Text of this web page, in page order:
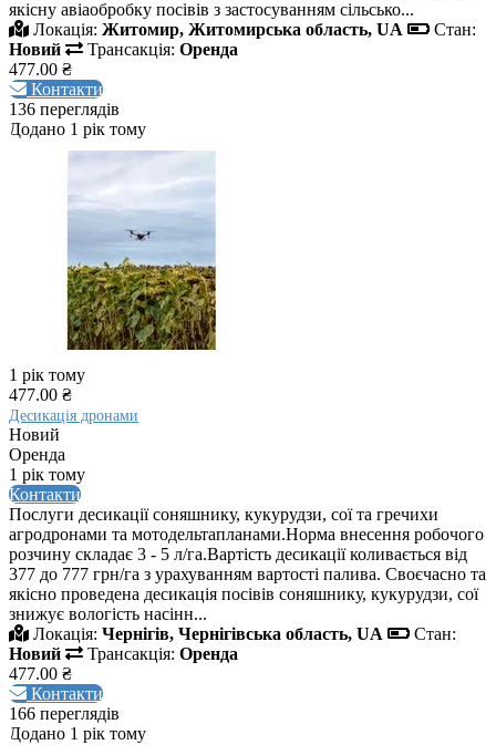
якісну авіаобробку посівів з застосуванням сільсько...
Локація: Житомир, Житомирська область, UA
Стан:
Новий
Трансакція: Оренда
477.00 ₴
Контакти
136 переглядів
Додано 1 рік тому
1 рік тому
477.00 ₴
Десикація дронами
Новий
Оренда
1 рік тому
Контакти
Послуги десикації соняшнику, кукурудзи, сої та гречихи
агродронами та мотодельтапланами.Норма внесення робочого
розчину складає 3 - 5 л/га.Вартість десикації коливається від
377 до 777 грн/га з урахуванням вартості палива. Своєчасно та
якісно проведена десикація посівів соняшнику, кукурудзи, сої
знижує вологість насінн...
Локація: Чернігів, Чернігівська область, UA
Стан:
Новий
Трансакція: Оренда
477.00 ₴
Контакти
166 переглядів
Додано 1 рік тому